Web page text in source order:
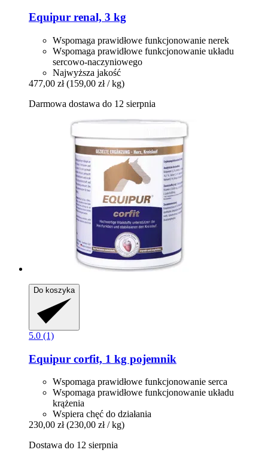
Equipur renal, 3 kg
Wspomaga prawidłowe funkcjonowanie nerek
Wspomaga prawidłowe funkcjonowanie układu
sercowo-naczyniowego
Najwyższa jakość
477,00 zł (159,00 zł / kg)
Darmowa dostawa do 12 sierpnia
Do koszyka
5.0 (1)
Equipur corfit, 1 kg pojemnik
Wspomaga prawidłowe funkcjonowanie serca
Wspomaga prawidłowe funkcjonowanie układu
krążenia
Wspiera chęć do działania
230,00 zł (230,00 zł / kg)
Dostawa do 12 sierpnia